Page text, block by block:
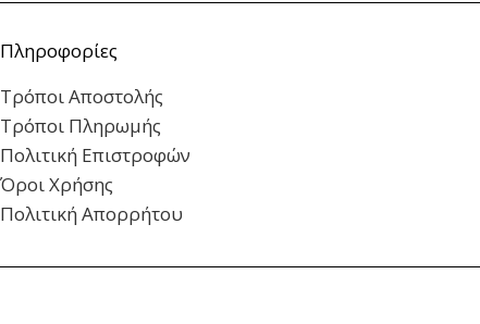
Πληροφορίες
Τρόποι Αποστολής
Τρόποι Πληρωμής
Πολιτική Επιστροφών
Όροι Χρήσης
Πολιτική Απορρήτου